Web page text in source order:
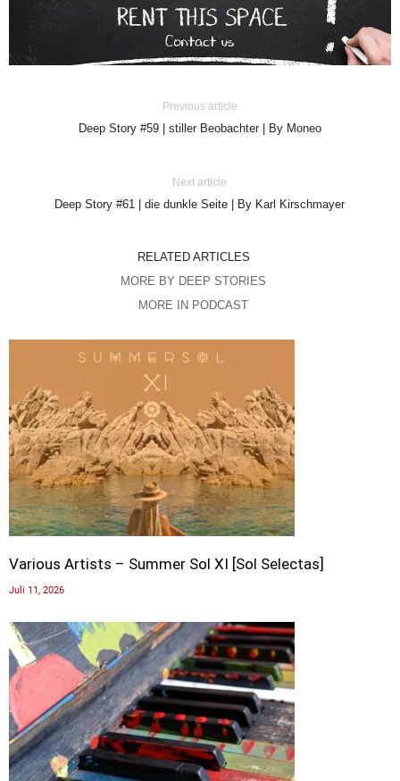
Previous article
Deep Story #59 | stiller Beobachter | By Moneo
Next article
Deep Story #61 | die dunkle Seite | By Karl Kirschmayer
RELATED ARTICLES
MORE BY DEEP STORIES
MORE IN PODCAST
Various Artists – Summer Sol XI [Sol Selectas]
Juli 11, 2026